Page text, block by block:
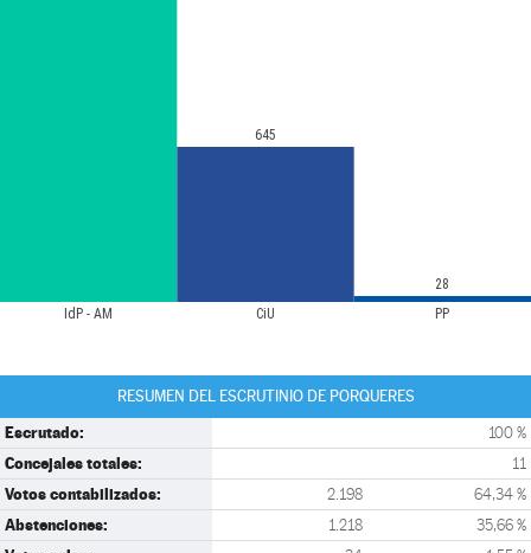
IdP - AM CiU PP
645
28
RESUMEN DEL ESCRUTINIO DE PORQUERES
Escrutado: 100 %
Concejales totales: 11
Votos contabilizados: 2.198 64,34 %
Abstenciones: 1.218 35,66 %